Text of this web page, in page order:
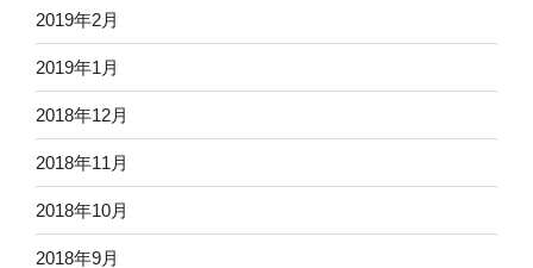
2019年2月
2019年1月
2018年12月
2018年11月
2018年10月
2018年9月